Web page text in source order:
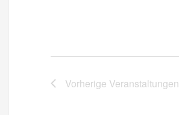
Vorherige Veranstaltungen